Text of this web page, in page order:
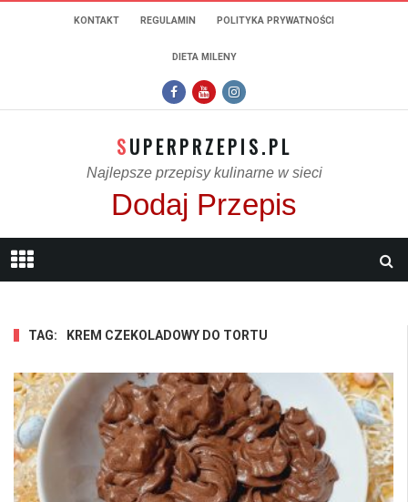
KONTAKT REGULAMIN POLITYKA PRYWATNOŚCI
DIETA MILENY
SUPERPRZEPIS.PL
Najlepsze przepisy kulinarne w sieci
Dodaj Przepis
TAG: KREM CZEKOLADOWY DO TORTU